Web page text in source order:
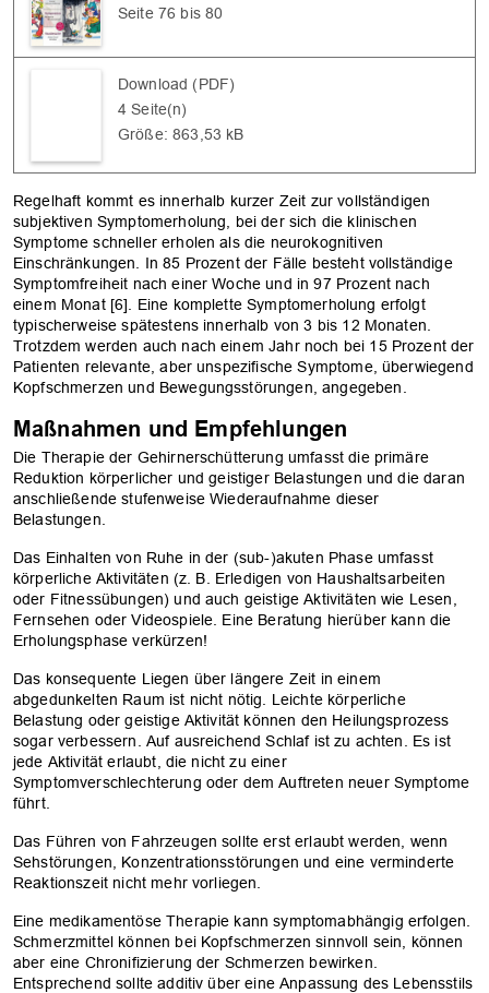
Seite 76 bis 80
Download (PDF)
4 Seite(n)
Größe: 863,53 kB
Regelhaft kommt es innerhalb kurzer Zeit zur vollständigen
subjektiven Symptomerholung, bei der sich die klinischen
Symptome schneller erholen als die neurokognitiven
Einschränkungen. In 85 Prozent der Fälle besteht vollständige
Symptomfreiheit nach einer Woche und in 97 Prozent nach
einem Monat [6]. Eine komplette Symptomerholung erfolgt
typischerweise spätestens innerhalb von 3 bis 12 Monaten.
Trotzdem werden auch nach einem Jahr noch bei 15 Prozent der
Patienten relevante, aber unspezifische Symptome, überwiegend
Kopfschmerzen und Bewegungsstörungen, angegeben.
Maßnahmen und Empfehlungen
Die Therapie der Gehirnerschütterung umfasst die primäre
Reduktion körperlicher und geistiger Belastungen und die daran
anschließende stufenweise Wiederaufnahme dieser
Belastungen.
Das Einhalten von Ruhe in der (sub-)akuten Phase umfasst
körperliche Aktivitäten (z. B. Erledigen von Haushaltsarbeiten
oder Fitnessübungen) und auch geistige Aktivitäten wie Lesen,
Fernsehen oder Videospiele. Eine Beratung hierüber kann die
Erholungsphase verkürzen!
Das konsequente Liegen über längere Zeit in einem
abgedunkelten Raum ist nicht nötig. Leichte körperliche
Belastung oder geistige Aktivität können den Heilungsprozess
sogar verbessern. Auf ausreichend Schlaf ist zu achten. Es ist
jede Aktivität erlaubt, die nicht zu einer
Symptomverschlechterung oder dem Auftreten neuer Symptome
führt.
Das Führen von Fahrzeugen sollte erst erlaubt werden, wenn
Sehstörungen, Konzentrationsstörungen und eine verminderte
Reaktionszeit nicht mehr vorliegen.
Eine medikamentöse Therapie kann symptomabhängig erfolgen.
Schmerzmittel können bei Kopfschmerzen sinnvoll sein, können
aber eine Chronifizierung der Schmerzen bewirken.
Entsprechend sollte additiv über eine Anpassung des Lebensstils